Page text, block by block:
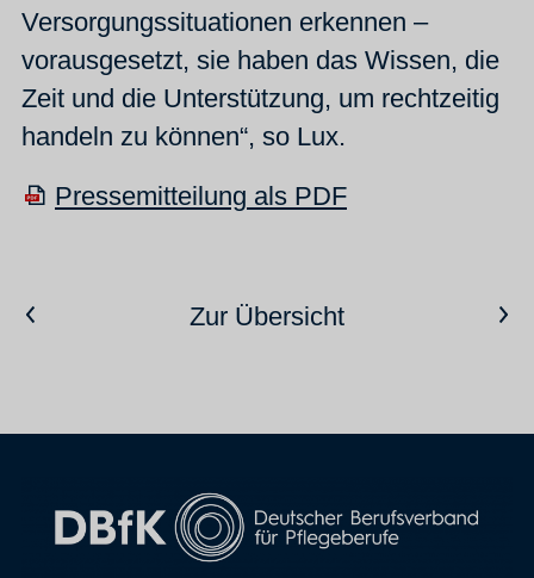
Versorgungssituationen erkennen –
vorausgesetzt, sie haben das Wissen, die
Zeit und die Unterstützung, um rechtzeitig
handeln zu können“, so Lux.
Pressemitteilung als PDF
Vorheriger ArtikelZur ÜbersichtNächster Artikel